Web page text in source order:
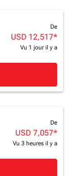
De
USD 12,517*
Vu 1 jour il y a
De
USD 7,057*
Vu 3 heures il y a